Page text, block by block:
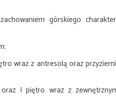
górskiego
wraz z antresolą oraz
I piętro wraz z